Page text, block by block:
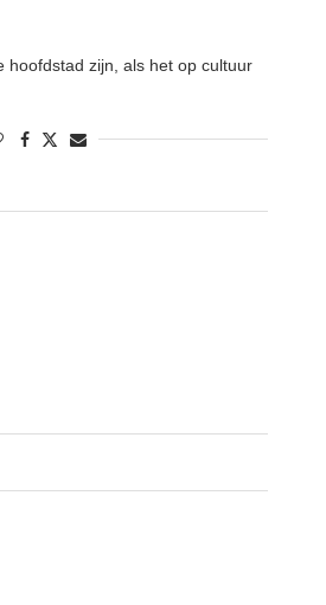
hoofdstad zijn, als het op cultuur